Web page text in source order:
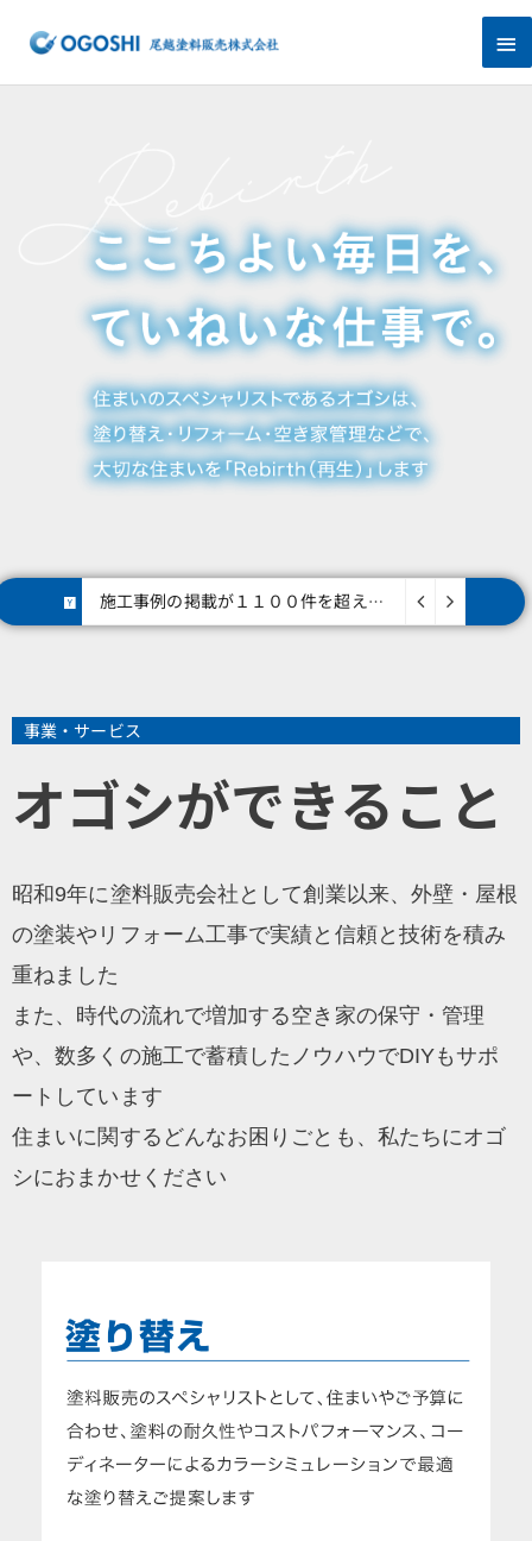
ス
メ
イ
ュ
施工事例の掲載が１１００件を超えました。 2024/10/04
事業・サービス
オゴシができること
昭和9年に塗料販売会社として創業以来、外壁・屋根
の塗装やリフォーム工事で実績と信頼と技術を積み
重ねました
また、時代の流れで増加する空き家の保守・管理
や、数多くの施工で蓄積したノウハウでDIYもサポ
ートしています
住まいに関するどんなお困りごとも、私たちにオゴ
シにおまかせください